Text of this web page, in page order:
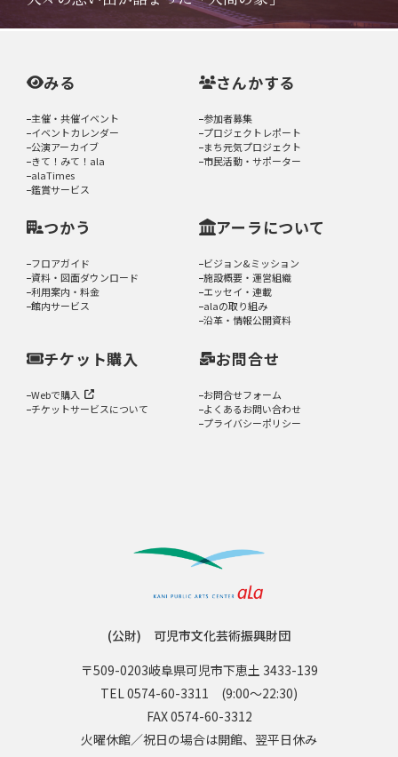
みる
主催・共催イベント
イベントカレンダー
公演アーカイブ
きて！みて！ala
alaTimes
鑑賞サービス
さんかする
参加者募集
プロジェクトレポート
まち元気プロジェクト
市民活動・サポーター
つかう
フロアガイド
資料・図面ダウンロード
利用案内・料金
館内サービス
アーラについて
ビジョン&ミッション
施設概要・運営組織
エッセイ・連載
alaの取り組み
沿革・情報公開資料
チケット購入
Webで購入
チケットサービスについて
お問合せ
お問合せフォーム
よくあるお問い合わせ
プライバシーポリシー
(公財) 可児市文化芸術振興財団
〒509-0203岐阜県可児市下恵土 3433-139
TEL 0574-60-3311 (9:00〜22:30)
FAX 0574-60-3312
火曜休館／祝日の場合は開館、翌平日休み